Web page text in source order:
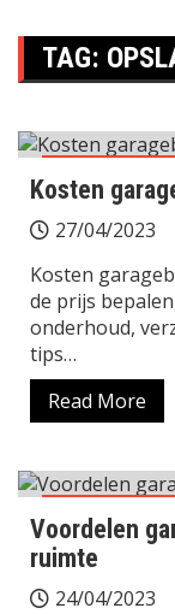
TAG:
garage-boxen
Kosten
27/04/2023
Kosten
de prijs
onderhoud,
tips…
Read More
garage-boxen
Voordelen
ruimte
24/04/2023